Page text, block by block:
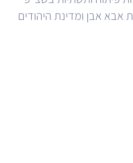
אבא אבן ומדינת היהודים